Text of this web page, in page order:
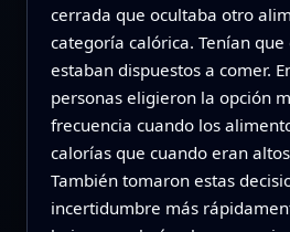
cerrada que ocultaba otro
categoría calórica. Tenían
estaban dispuestos a comer.
personas eligieron la opción
frecuencia cuando los
calorías que cuando eran
También tomaron estas
incertidumbre más